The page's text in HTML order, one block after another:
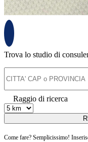
Trova lo studio di
Raggio di ricerca
Come fare? Semplicissimo!